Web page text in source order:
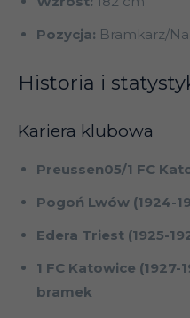
Pozycja: Bramkarz/
Historia i
Kariera klubowa
Preussen05/1 FC
Pogoń Lwów (1924-
Edera Triest (1925-
1 FC Katowice
bramek